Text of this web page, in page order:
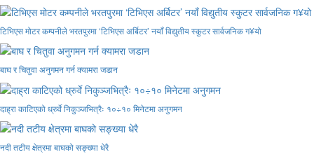
टिभिएस मोटर कम्पनीले भरतपुरमा ‘टिभिएस अर्बिटर’ नयाँ विद्युतीय स्कुटर सार्वजनिक ग¥यो
बाघ र चितुवा अनुगमन गर्न क्यामरा जडान
दाह्रा काटिएको ध्रुर्वे निकुञ्जभित्रैः १०÷१० मिनेटमा अनुगमन
नदी तटीय क्षेत्रमा बाघको सङ्ख्या धेरै